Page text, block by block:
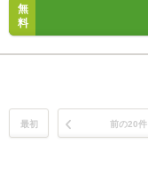
無
料
最初 前の20件